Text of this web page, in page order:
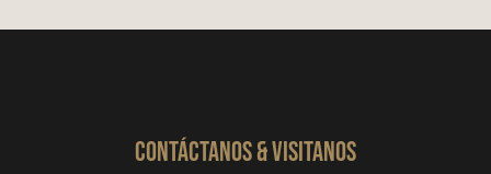
CONTáCTanos & VISITANOS